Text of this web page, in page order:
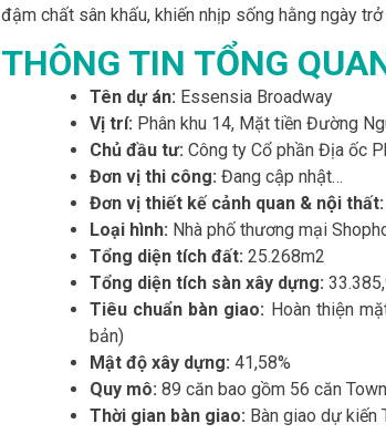
đậm chất sân khấu, khiến nhịp sống hằng ngày
THÔNG TIN TỔNG
Tên dự án: Essensia Broadway
Vị trí: Phân khu 14, Mặt tiền Đường
Chủ đầu tư: Công ty Cổ phần Địa ốc
Đơn vị thi công: Đang cập nhật…
Đơn vị thiết kế cảnh quan & nội thất:
Loại hình: Nhà phố thương mại
Tổng diện tích đất: 25.268m2
Tổng diện tích sàn xây dựng:
Tiêu chuẩn bàn giao: Hoàn thiện
bản)
Mật độ xây dựng: 41,58%
Quy mô: 89 căn bao gồm 56 căn
Thời gian bàn giao: Bàn giao dự kiến